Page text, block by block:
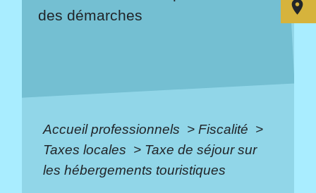
des démarches
Accueil professionnels > Fiscalité >
Taxes locales > Taxe de séjour sur
les hébergements touristiques
room